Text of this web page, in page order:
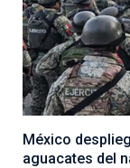
México
aguacates del